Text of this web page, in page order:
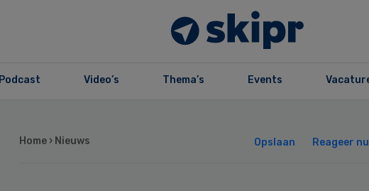
Podcast Video’s Thema’s Events
Home › Nieuws Opslaan Reageer nu